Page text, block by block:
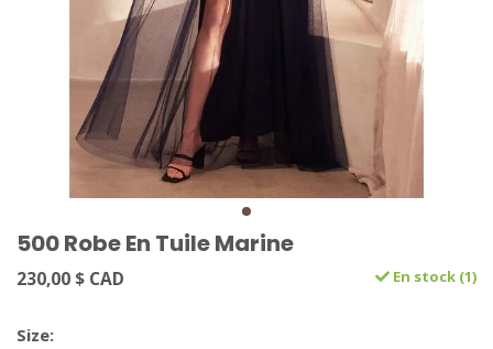
500 Robe En Tuile Marine
230,00 $ CAD En stock (1)
Size: